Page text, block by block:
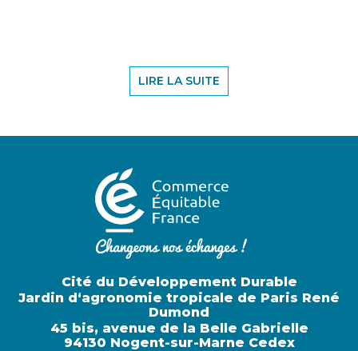
LIRE LA SUITE
Cité du Développement Durable
Jardin d‘agronomie tropicale de Paris René
Dumond
45 bis, avenue de la Belle Gabrielle
94130 Nogent-sur-Marne Cedex